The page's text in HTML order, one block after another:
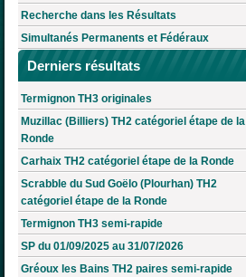
Recherche dans les Résultats
Simultanés Permanents et Fédéraux
Derniers résultats
Termignon TH3 originales
Muzillac (Billiers) TH2 catégoriel étape de la
Ronde
Carhaix TH2 catégoriel étape de la Ronde
Scrabble du Sud Goëlo (Plourhan) TH2
catégoriel étape de la Ronde
Termignon TH3 semi-rapide
SP du 01/09/2025 au 31/07/2026
Gréoux les Bains TH2 paires semi-rapide